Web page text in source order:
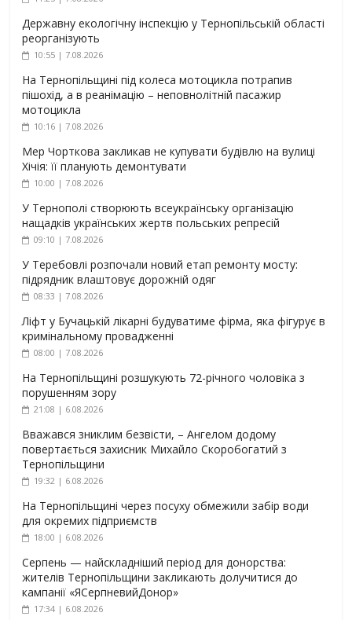
Державну екологічну інспекцію у Тернопільській області
реорганізують
10:55 | 7.08.2026
На Тернопільщині під колеса мотоцикла потрапив
пішохід, а в реанімацію – неповнолітній пасажир
мотоцикла
10:16 | 7.08.2026
Мер Чорткова закликав не купувати будівлю на вулиці
Хічія: її планують демонтувати
10:00 | 7.08.2026
У Тернополі створюють всеукраїнську організацію
нащадків українських жертв польських репресій
09:10 | 7.08.2026
У Теребовлі розпочали новий етап ремонту мосту:
підрядник влаштовує дорожній одяг
08:33 | 7.08.2026
Ліфт у Бучацькій лікарні будуватиме фірма, яка фігурує в
кримінальному провадженні
08:00 | 7.08.2026
На Тернопільщині розшукують 72-річного чоловіка з
порушенням зору
21:08 | 6.08.2026
Вважався зниклим безвісти, – Ангелом додому
повертається захисник Михайло Скоробогатий з
Тернопільщини
19:32 | 6.08.2026
На Тернопільщині через посуху обмежили забір води
для окремих підприємств
18:00 | 6.08.2026
Серпень — найскладніший період для донорства:
жителів Тернопільщини закликають долучитися до
кампанії «ЯСерпневийДонор»
17:34 | 6.08.2026